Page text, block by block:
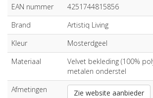
EAN nummer
4251744815856
Brand
Artistiq Living
Kleur
Mosterdgeel
Materiaal
Velvet bekleding (100%
metalen onderstel
Afmetingen
Zie website aanbieder